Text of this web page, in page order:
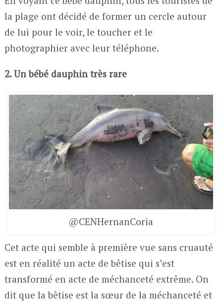
la plage ont décidé de former un cercle autour
de lui pour le voir, le toucher et le
photographier avec leur téléphone.
2. Un bébé dauphin très rare
@CENHernanCoria
Cet acte qui semble à première vue sans cruauté
est en réalité un acte de bêtise qui s’est
transformé en acte de méchanceté extrême. On
dit que la bêtise est la sœur de la méchanceté et